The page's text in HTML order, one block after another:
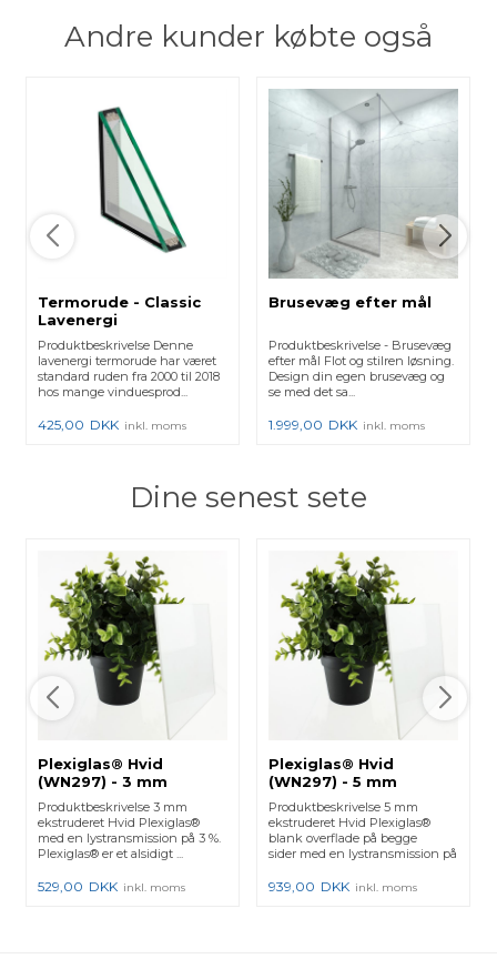
Andre kunder købte også
Termorude - Classic
Lavenergi
Produktbeskrivelse Denne
lavenergi termorude har været
standard ruden fra 2000 til 2018
hos mange vinduesprod...
425,00 DKK inkl. moms
Brusevæg efter mål
Produktbeskrivelse - Brusevæg
efter mål Flot og stilren løsning.
Design din egen brusevæg og
se med det sa...
1.999,00 DKK inkl. moms
Dine senest sete
Plexiglas® Hvid
(WN297) - 3 mm
Produktbeskrivelse 3 mm
ekstruderet Hvid Plexiglas®
med en lystransmission på 3 %.
Plexiglas® er et alsidigt ...
529,00 DKK inkl. moms
Plexiglas® Hvid
(WN297) - 5 mm
Produktbeskrivelse 5 mm
ekstruderet Hvid Plexiglas®
blank overflade på begge
sider med en lystransmission på
939,00 DKK inkl. moms